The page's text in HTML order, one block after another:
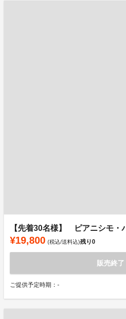
【先着30名様】 ピアニシモ・
¥19,800 (税込/送料込)残り0
販売終了
ご提供予定時期：-